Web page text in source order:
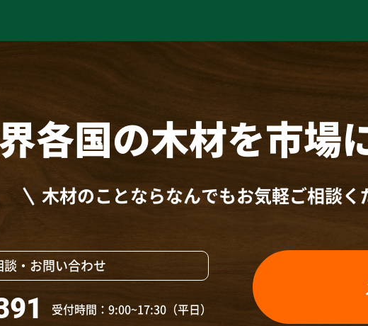
各国の木材を市場
木材のことならなんでもお気軽ご相談く
・お問い合わせ
受付時間：9:00~17:30（平日）